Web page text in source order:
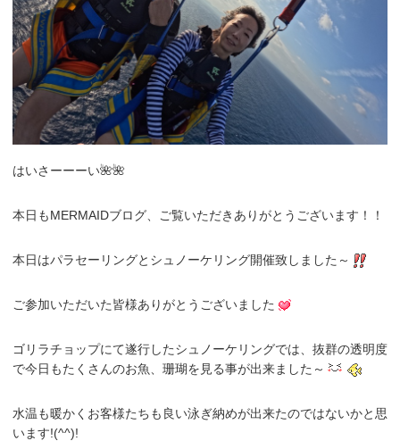
はいさーーーい🌺🌺
本日もMERMAIDブログ、ご覧いただきありがとうございます！！
本日はパラセーリングとシュノーケリング開催致しました～
ご参加いただいた皆様ありがとうございました
ゴリラチョップにて遂行したシュノーケリングでは、抜群の透明度
で今日もたくさんのお魚、珊瑚を見る事が出来ました～
水温も暖かくお客様たちも良い泳ぎ納めが出来たのではないかと思
います!(^^)!